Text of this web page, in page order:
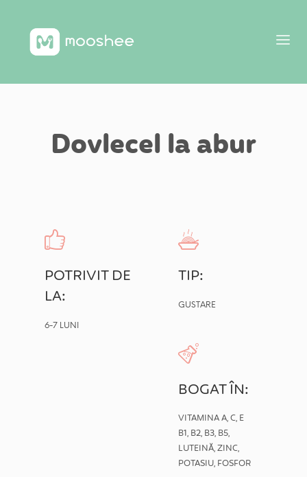
Dovlecel la abur
POTRIVIT DE
LA:
6-7 LUNI
TIP:
GUSTARE
BOGAT ÎN:
VITAMINA A, C, E
B1, B2, B3, B5,
LUTEINĂ, ZINC,
POTASIU, FOSFOR